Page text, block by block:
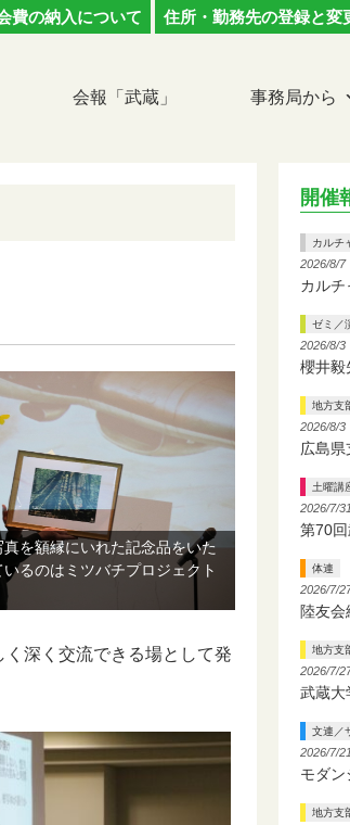
費の納入について 住所・勤務先の登録と変
会報「武蔵」 事務局から
を額縁にいれた記念品をいた
るのはミツバチプロジェクト
深く交流できる場として発
開催
カルチ
2026/8/7
カルチ
ゼミ／
2026/8/3
櫻井毅
地方支
2026/8/3
広島県
土曜講
2026/7/31
第70
体連
2026/7/
陸友会
地方支
2026/7/
武蔵
文連／
2026/7/21
モダン
地方支